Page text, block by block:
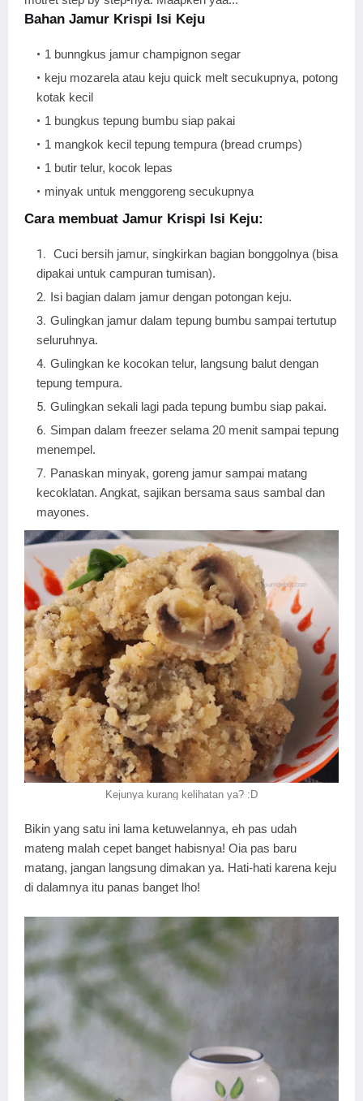
Bahan Jamur Krispi Isi Keju
1 bunngkus jamur champignon segar
keju mozarela atau keju quick melt secukupnya, potong
kotak kecil
1 bungkus tepung bumbu siap pakai
1 mangkok kecil tepung tempura (bread crumps)
1 butir telur, kocok lepas
minyak untuk menggoreng secukupnya
Cara membuat Jamur Krispi Isi Keju:
Cuci bersih jamur, singkirkan bagian bonggolnya (bisa
dipakai untuk campuran tumisan).
Isi bagian dalam jamur dengan potongan keju.
Gulingkan jamur dalam tepung bumbu sampai tertutup
seluruhnya.
Gulingkan ke kocokan telur, langsung balut dengan
tepung tempura.
Gulingkan sekali lagi pada tepung bumbu siap pakai.
Simpan dalam freezer selama 20 menit sampai tepung
menempel.
Panaskan minyak, goreng jamur sampai matang
kecoklatan. Angkat, sajikan bersama saus sambal dan
mayones.
Kejunya kurang kelihatan ya? :D
Bikin yang satu ini lama ketuwelannya, eh pas udah
mateng malah cepet banget habisnya! Oia pas baru
matang, jangan langsung dimakan ya. Hati-hati karena keju
di dalamnya itu panas banget lho!